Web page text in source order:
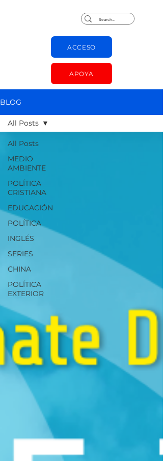
ACCESO
APOYA
BLOG
All Posts
MEDIO
AMBIENTE
POLÍTICA
CRISTIANA
EDUCACIÓN
POLÍTICA
INGLÉS
SERIES
CHINA
POLÍTICA
EXTERIOR
All Posts